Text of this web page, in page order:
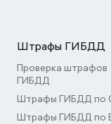
Штрафы ГИБДД
Проверка штрафов
ГИБДД
Штрафы ГИБДД по
Штрафы ГИБДД по